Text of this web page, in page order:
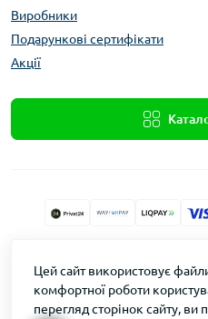
Виробники
Подарункові сертифікати
Акції
Формула
Цей сайт використовує
комфортної роботи
перегляд сторінок сайту, ви